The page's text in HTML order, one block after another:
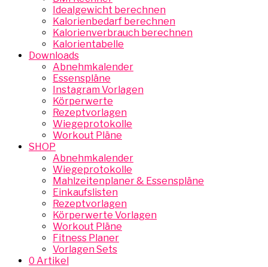
Idealgewicht berechnen
Kalorienbedarf berechnen
Kalorienverbrauch berechnen
Kalorientabelle
Downloads
Abnehmkalender
Essenspläne
Instagram Vorlagen
Körperwerte
Rezeptvorlagen
Wiegeprotokolle
Workout Pläne
SHOP
Abnehmkalender
Wiegeprotokolle
Mahlzeitenplaner & Essenspläne
Einkaufslisten
Rezeptvorlagen
Körperwerte Vorlagen
Workout Pläne
Fitness Planer
Vorlagen Sets
0 Artikel